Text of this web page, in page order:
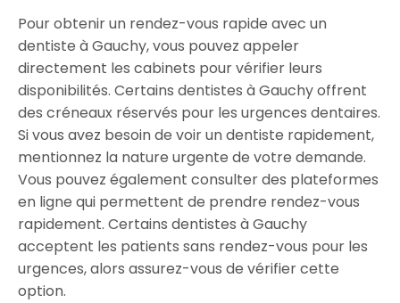
Pour obtenir un rendez-vous rapide avec un
dentiste à Gauchy, vous pouvez appeler
directement les cabinets pour vérifier leurs
disponibilités. Certains dentistes à Gauchy offrent
des créneaux réservés pour les urgences dentaires.
Si vous avez besoin de voir un dentiste rapidement,
mentionnez la nature urgente de votre demande.
Vous pouvez également consulter des plateformes
en ligne qui permettent de prendre rendez-vous
rapidement. Certains dentistes à Gauchy
acceptent les patients sans rendez-vous pour les
urgences, alors assurez-vous de vérifier cette
option.